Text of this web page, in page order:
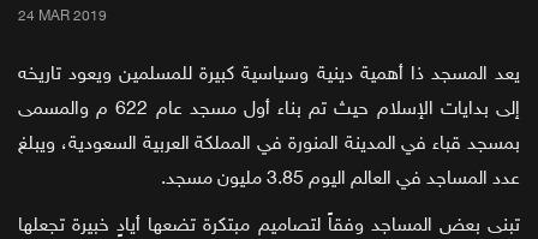
24 MAR 2019
يعد المسجد ذا أهمية دينية وسياسية كبيرة للمسلمين ويعود تاريخه
إلى بدايات الإسلام حيث تم بناء أول مسجد عام 622 م والمسمى
بمسجد قباء في المدينة المنورة في المملكة العربية السعودية، ويبلغ
عدد المساجد في العالم اليوم 3.85 مليون مسجد.
تبنى بعض المساجد وفقاً لتصاميم مبتكرة تضعها أيادٍ خبيرة تجعلها